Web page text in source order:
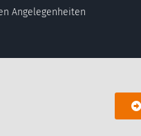
Angelegenheiten